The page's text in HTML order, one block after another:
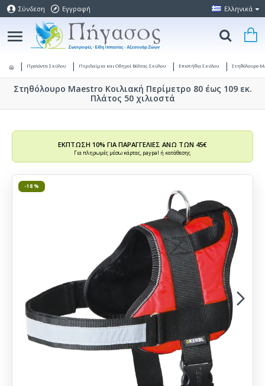
Σύνδεση Εγγραφή Ελληνικά
Προϊόντα Σκύλου Περιλαίμια και Οδηγοί Βόλτας Σκύλου Επιστήθιο Σκύλου Στηθόλουρο
Στηθόλουρο Maestro Κοιλιακή Περίμετρο 80 έως 109 εκ.
Πλάτος 50 χιλιοστά
ΕΚΠΤΩΣΗ 10% ΓΙΑ ΠΑΡΑΓΓΕΛΙΕΣ ΑΝΩ ΤΩΝ 45€
Για πληρωμές μέσω κάρτας, paypal ή κατάθεσης
-18 %